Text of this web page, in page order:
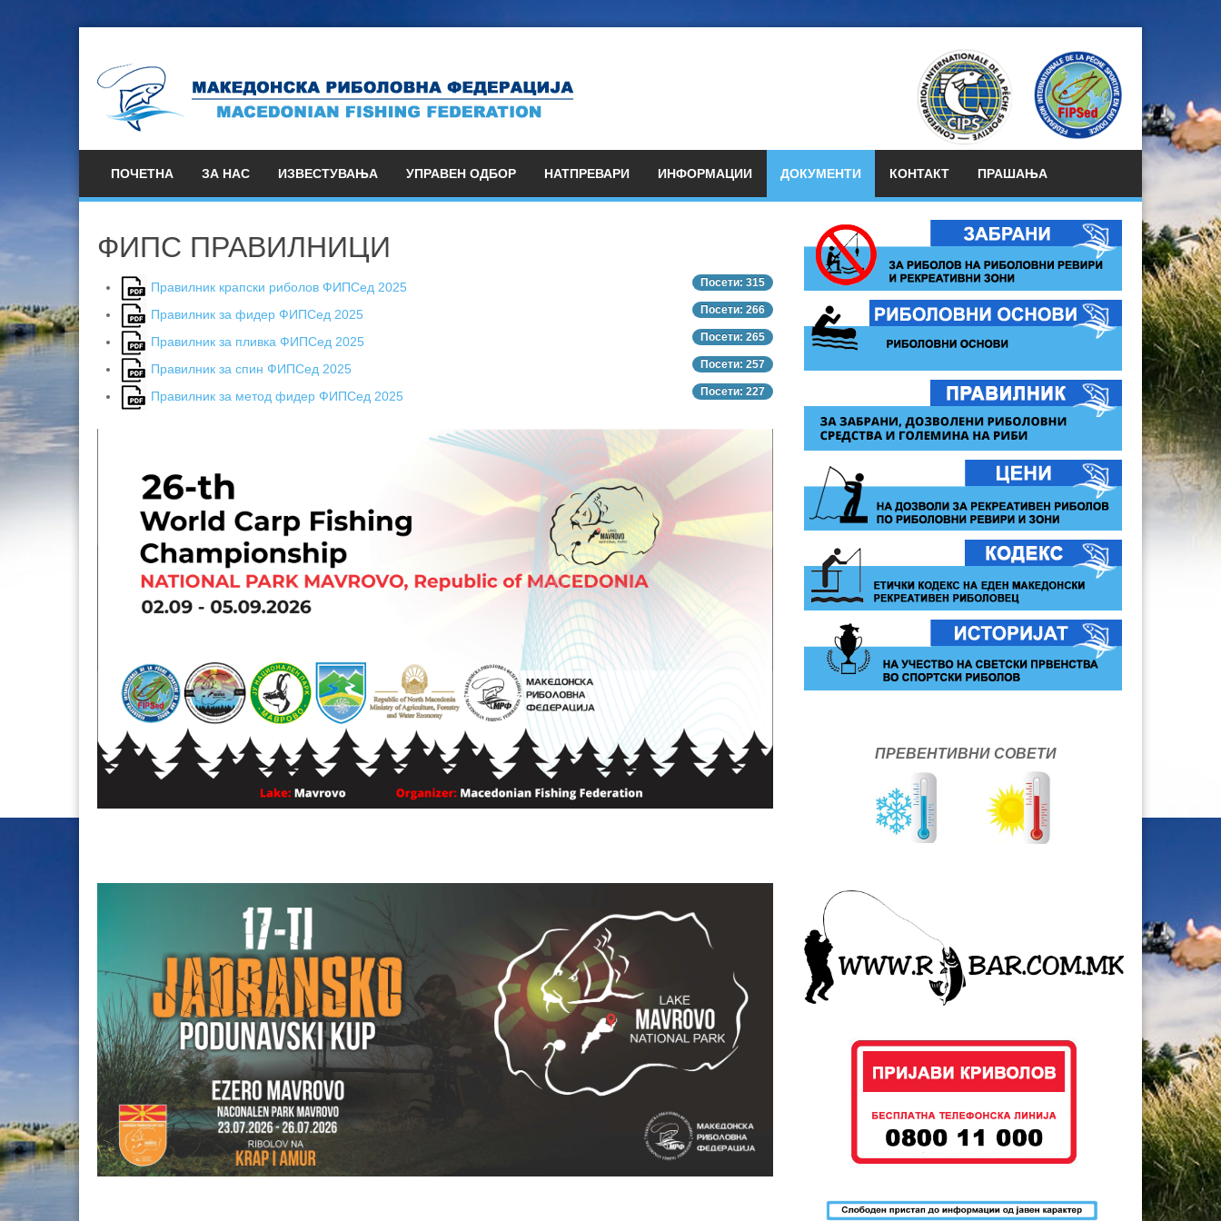
ПОЧЕТНА ЗА НАС ИЗВЕСТУВАЊА УПРАВЕН ОДБОР НАТПРЕВАРИ ИНФОРМАЦИИ ДОКУМЕНТИ КОНТАКТ ПРАШАЊА
ФИПС ПРАВИЛНИЦИ
Посети: 315
Правилник крапски риболов ФИПСед 2025
Посети: 266
Правилник за фидер ФИПСед 2025
Посети: 265
Правилник за пливка ФИПСед 2025
Посети: 257
Правилник за спин ФИПСед 2025
Посети: 227
Правилник за метод фидер ФИПСед 2025
ПРЕВЕНТИВНИ СОВЕТИ